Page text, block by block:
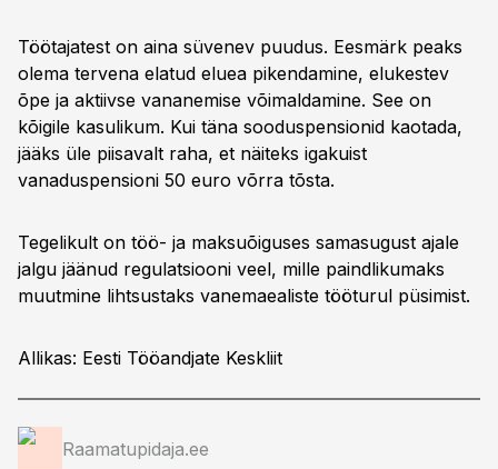
Töötajatest on aina süvenev puudus. Eesmärk peaks
olema tervena elatud eluea pikendamine, elukestev
õpe ja aktiivse vananemise võimaldamine. See on
kõigile kasulikum. Kui täna sooduspensionid kaotada,
jääks üle piisavalt raha, et näiteks igakuist
vanaduspensioni 50 euro võrra tõsta.
Tegelikult on töö- ja maksuõiguses samasugust ajale
jalgu jäänud regulatsiooni veel, mille paindlikumaks
muutmine lihtsustaks vanemaealiste tööturul püsimist.
Allikas: Eesti Tööandjate Keskliit
Raamatupidaja.ee